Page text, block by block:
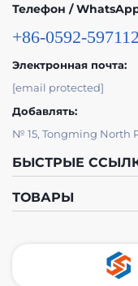
Телефон /
+86-0592-
Электронная почта:
[email protected]
Добавлять:
№ 15, Tongming North
БЫСТРЫЕ
ТОВАРЫ